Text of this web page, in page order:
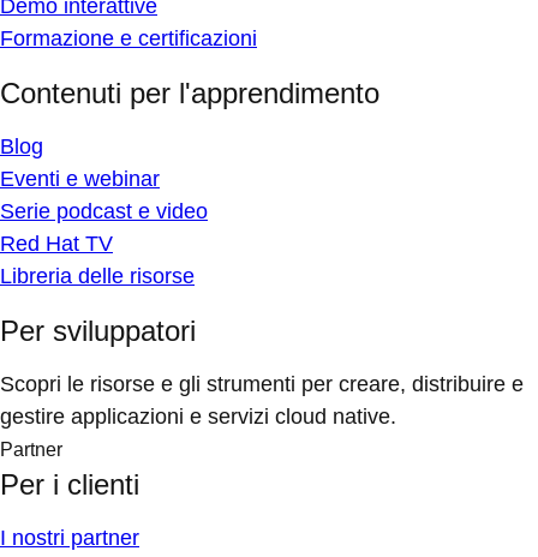
Demo interattive
Formazione e certificazioni
Contenuti per l'apprendimento
Blog
Eventi e webinar
Serie podcast e video
Red Hat TV
Libreria delle risorse
Per sviluppatori
Scopri le risorse e gli strumenti per creare, distribuire e
gestire applicazioni e servizi cloud native.
Partner
Per i clienti
I nostri partner